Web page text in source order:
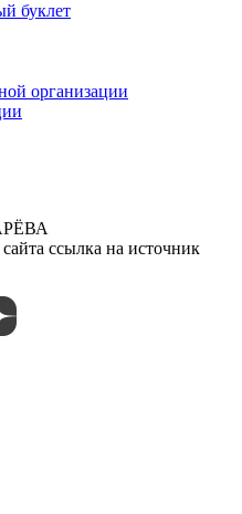
буклет
организации
ссылка на источник